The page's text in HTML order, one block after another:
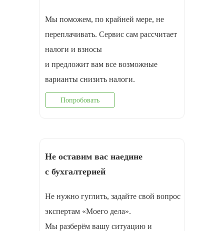
Мы поможем, по крайней мере, не
переплачивать. Сервис сам рассчитает
налоги и взносы
и предложит вам все возможные
варианты снизить налоги.
Попробовать
Не оставим вас наедине
с бухгалтерией
Не нужно гуглить, задайте свой вопрос
экспертам «Моего дела».
Мы разберём вашу ситуацию и